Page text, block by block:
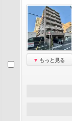
もっと見る